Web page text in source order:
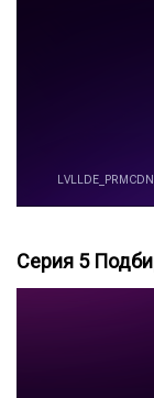
Серия 5